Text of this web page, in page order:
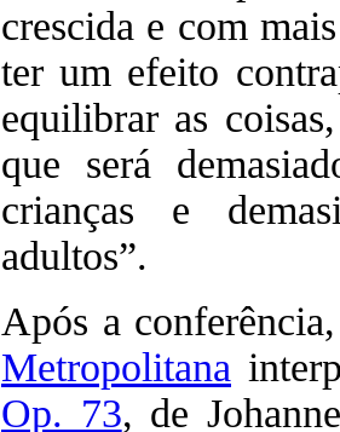
crescida e com
ter um efeito
equilibrar as
que será
crianças e
adultos”.
Após a
Metropolitana
Op. 73, de